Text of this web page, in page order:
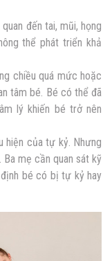
đến tai, mũi, họng
thể phát triển khả
chiều quá mức hoặc
tâm bé. Bé có thể đã
lý khiến bé trở nên
hiện của tự kỷ. Nhưng
mẹ cần quan sát kỹ
bé có bị tự kỷ hay